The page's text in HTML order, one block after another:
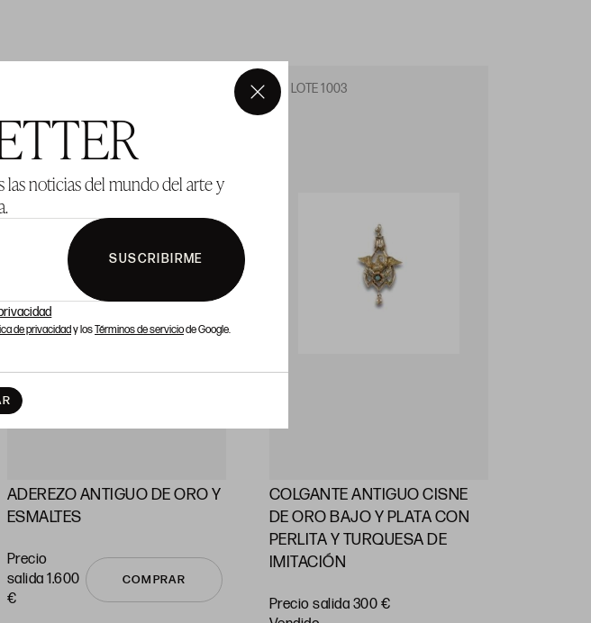
las noticias del mundo del arte y
SUSCRIBIRME
de privacidady losTérminos de serviciode Google.
×
ADEREZO ANTIGUO DE ORO Y
ESMALTES
Precio
salida 1.600
€
COMPRAR
LOTE 1003
COLGANTE ANTIGUO CISNE
DE ORO BAJO Y PLATA CON
PERLITA Y TURQUESA DE
IMITACIÓN
Precio salida 300 €